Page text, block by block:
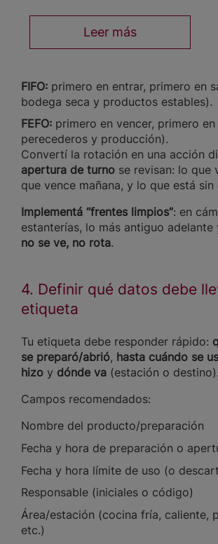
Leer más
FIFO: primero en entrar, primero en
bodega seca y productos estables).
FEFO: primero en vencer, primero
perecederos y producción).
Convertí la rotación en una acción
apertura de turno se revisan: lo que
que vence mañana, y lo que está sin
Implementá “frentes limpios”: en
estanterías, lo más antiguo adelante
no se ve, no rota.
4. Definir qué datos debe
etiqueta
Tu etiqueta debe responder rápido:
se preparó/abrió, hasta cuándo se
hizo y dónde va (estación o destino).
Campos recomendados:
Nombre del producto/preparación
Fecha y hora de preparación o
Fecha y hora límite de uso (o
Responsable (iniciales o código)
Área/estación (cocina fría, caliente,
etc.)